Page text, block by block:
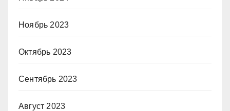
Ноябрь 2023
Октябрь 2023
Сентябрь 2023
Август 2023